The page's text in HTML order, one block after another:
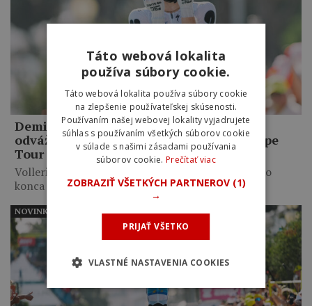
Demi Vollering ide do žltého dresu po
odvážnom útoku a víťazstve v ôsmej etape
Tour de France Femmes
Vollering dotiahla 6-kilometrové sólo do víťazného
konca a získala 8-sekundový…
NOVINKY
Táto webová lokalita
používa súbory cookie.
Táto webová lokalita používa súbory cookie
na zlepšenie používateľskej skúsenosti.
Používaním našej webovej lokality vyjadrujete
súhlas s používaním všetkých súborov cookie
v súlade s našimi zásadami používania
súborov cookie. Prečítať viac
ZOBRAZIŤ VŠETKÝCH PARTNEROV (1)
→
PRIJAŤ VŠETKO
VLASTNÉ NASTAVENIA COOKIES